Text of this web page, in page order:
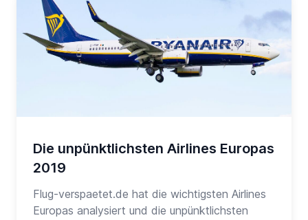
Die unpünktlichsten Airlines Europas
2019
Flug-verspaetet.de hat die wichtigsten Airlines
Europas analysiert und die unpünktlichsten